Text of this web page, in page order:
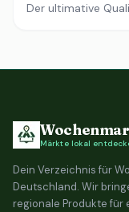
Der ultimative
Märkte lokal
Dein Verzeichnis für
Deutschland. Wir
regionale Produkte für